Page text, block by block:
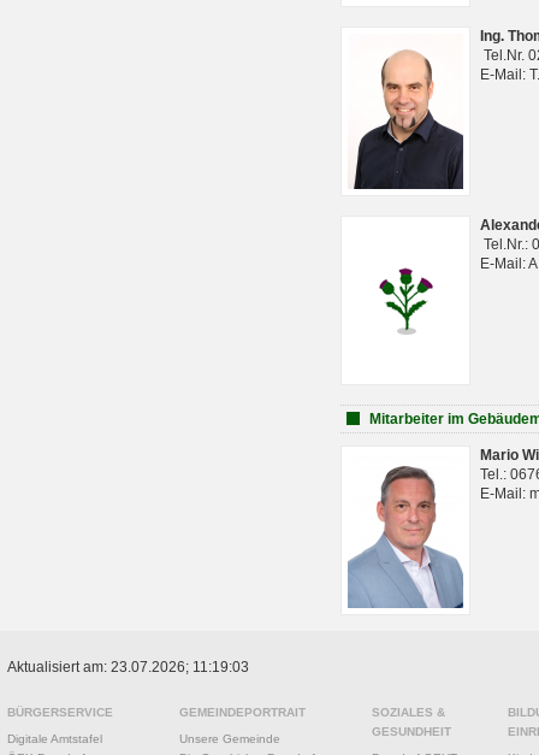
Ing.
Tel.Nr.
E-Mail:
Tel.Nr.:
E-Mail:
Mitarbeiter im
Mario
Tel.:
E-Mail:
Aktualisiert am: 23.07.2026; 11:19:03
BÜRGERSERVICE
Digitale Amtstafel
GEMEINDEPORTRAIT
Unsere Gemeinde
SOZIALES &
GESUNDHEIT